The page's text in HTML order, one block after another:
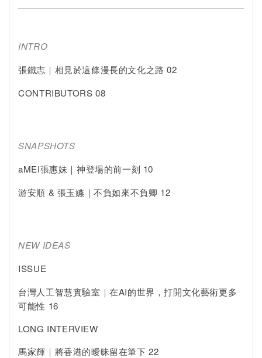
INTRO
張鐵志｜相見於這條漫長的文化之路 02
CONTRIBUTORS 08
SNAPSHOTS
aMEI張惠妹｜神登場的前一刻 10
游安順 & 張玉嬿｜不負如來不負卿 12
NEW IDEAS
ISSUE
台灣人工智慧實驗室｜在AI的世界，打開文化藝術更多
可能性 16
LONG INTERVIEW
馬家輝｜將香港的曖昧留在筆下 22